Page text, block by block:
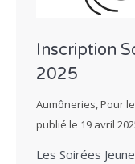
Inscription
2025
Aumôneries,Pour
publié le 19 avril
Les Soirées